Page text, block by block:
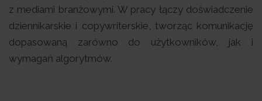
z mediami branżowymi. W pracy łączy doświadczenie
dziennikarskie i copywriterskie, tworząc komunikację
dopasowaną zarówno do użytkowników, jak i
wymagań algorytmów.